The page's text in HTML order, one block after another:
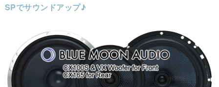
SPでサウンドアップ♪